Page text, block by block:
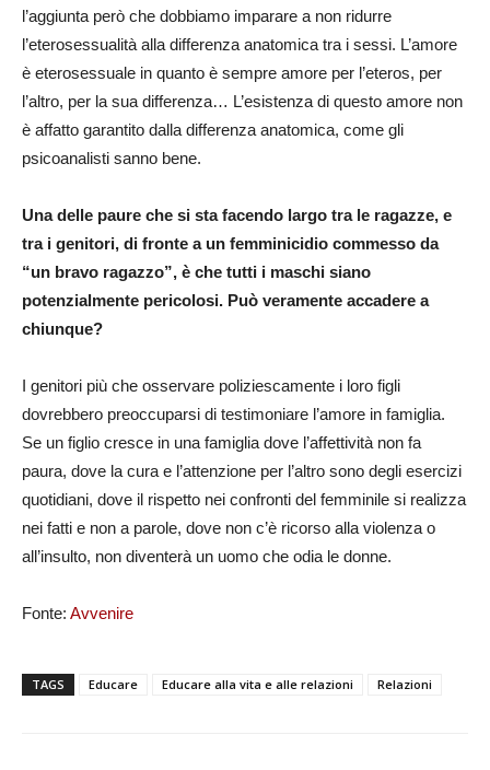
l’aggiunta però che dobbiamo imparare a non ridurre
l’eterosessualità alla differenza anatomica tra i sessi. L’amore
è eterosessuale in quanto è sempre amore per l’eteros, per
l’altro, per la sua differenza… L’esistenza di questo amore non
è affatto garantito dalla differenza anatomica, come gli
psicoanalisti sanno bene.
Una delle paure che si sta facendo largo tra le ragazze, e
tra i genitori, di fronte a un femminicidio commesso da
“un bravo ragazzo”, è che tutti i maschi siano
potenzialmente pericolosi. Può veramente accadere a
chiunque?
I genitori più che osservare poliziescamente i loro figli
dovrebbero preoccuparsi di testimoniare l’amore in famiglia.
Se un figlio cresce in una famiglia dove l’affettività non fa
paura, dove la cura e l’attenzione per l’altro sono degli esercizi
quotidiani, dove il rispetto nei confronti del femminile si realizza
nei fatti e non a parole, dove non c’è ricorso alla violenza o
all’insulto, non diventerà un uomo che odia le donne.
Fonte: Avvenire
TAGS Educare Educare alla vita e alle relazioni Relazioni